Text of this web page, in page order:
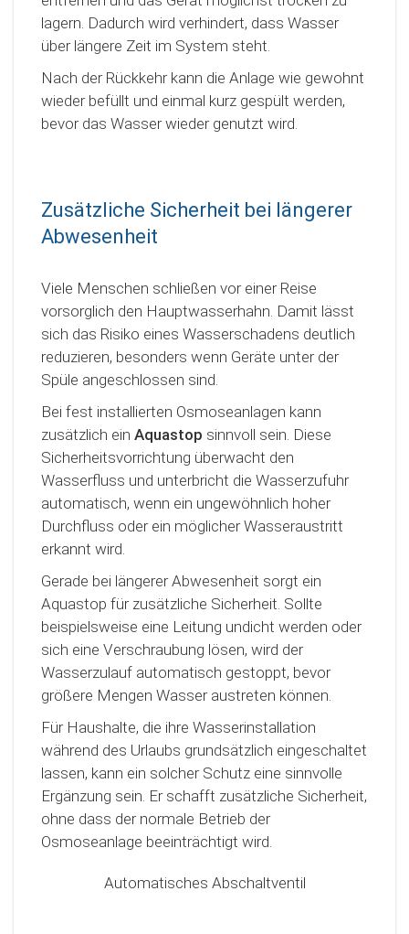
lagern. Dadurch wird verhindert, dass Wasser
über längere Zeit im System steht.
Nach der Rückkehr kann die Anlage wie gewohnt
wieder befüllt und einmal kurz gespült werden,
bevor das Wasser wieder genutzt wird.
Zusätzliche Sicherheit bei längerer
Abwesenheit
Viele Menschen schließen vor einer Reise
vorsorglich den Hauptwasserhahn. Damit lässt
sich das Risiko eines Wasserschadens deutlich
reduzieren, besonders wenn Geräte unter der
Spüle angeschlossen sind.
Bei fest installierten Osmoseanlagen kann
zusätzlich ein Aquastop sinnvoll sein. Diese
Sicherheitsvorrichtung überwacht den
Wasserfluss und unterbricht die Wasserzufuhr
automatisch, wenn ein ungewöhnlich hoher
Durchfluss oder ein möglicher Wasseraustritt
erkannt wird.
Gerade bei längerer Abwesenheit sorgt ein
Aquastop für zusätzliche Sicherheit. Sollte
beispielsweise eine Leitung undicht werden oder
sich eine Verschraubung lösen, wird der
Wasserzulauf automatisch gestoppt, bevor
größere Mengen Wasser austreten können.
Für Haushalte, die ihre Wasserinstallation
während des Urlaubs grundsätzlich eingeschaltet
lassen, kann ein solcher Schutz eine sinnvolle
Ergänzung sein. Er schafft zusätzliche Sicherheit,
ohne dass der normale Betrieb der
Osmoseanlage beeinträchtigt wird.
Automatisches Abschaltventil